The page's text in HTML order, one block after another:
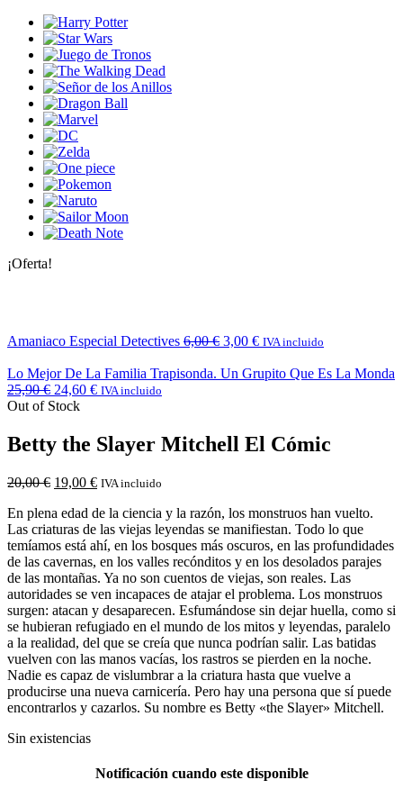
¡Oferta!
Amaniaco Especial Detectives 6,00€ 3,00 € IVA incluido
Lo Mejor De La Familia Trapisonda. Un Grupito Que Es La Monda
25,90€ 24,60 € IVA incluido
Out of Stock
Betty the Slayer Mitchell El Cómic
20,00€ 19,00 € IVA incluido
En plena edad de la ciencia y la razón, los monstruos han vuelto.
Las criaturas de las viejas leyendas se manifiestan. Todo lo que
temíamos está ahí, en los bosques más oscuros, en las profundidades
de las cavernas, en los valles recónditos y en los desolados parajes
de las montañas. Ya no son cuentos de viejas, son reales. Las
autoridades se ven incapaces de atajar el problema. Los monstruos
surgen: atacan y desaparecen. Esfumándose sin dejar huella, como si
se hubieran refugiado en el mundo de los mitos y leyendas, paralelo
a la realidad, del que se creía que nunca podrían salir. Las batidas
vuelven con las manos vacías, los rastros se pierden en la noche.
Nadie es capaz de vislumbrar a la criatura hasta que vuelve a
producirse una nueva carnicería. Pero hay una persona que sí puede
encontrarlos y cazarlos. Su nombre es Betty «the Slayer» Mitchell.
Sin existencias
Notificación cuando este disponible